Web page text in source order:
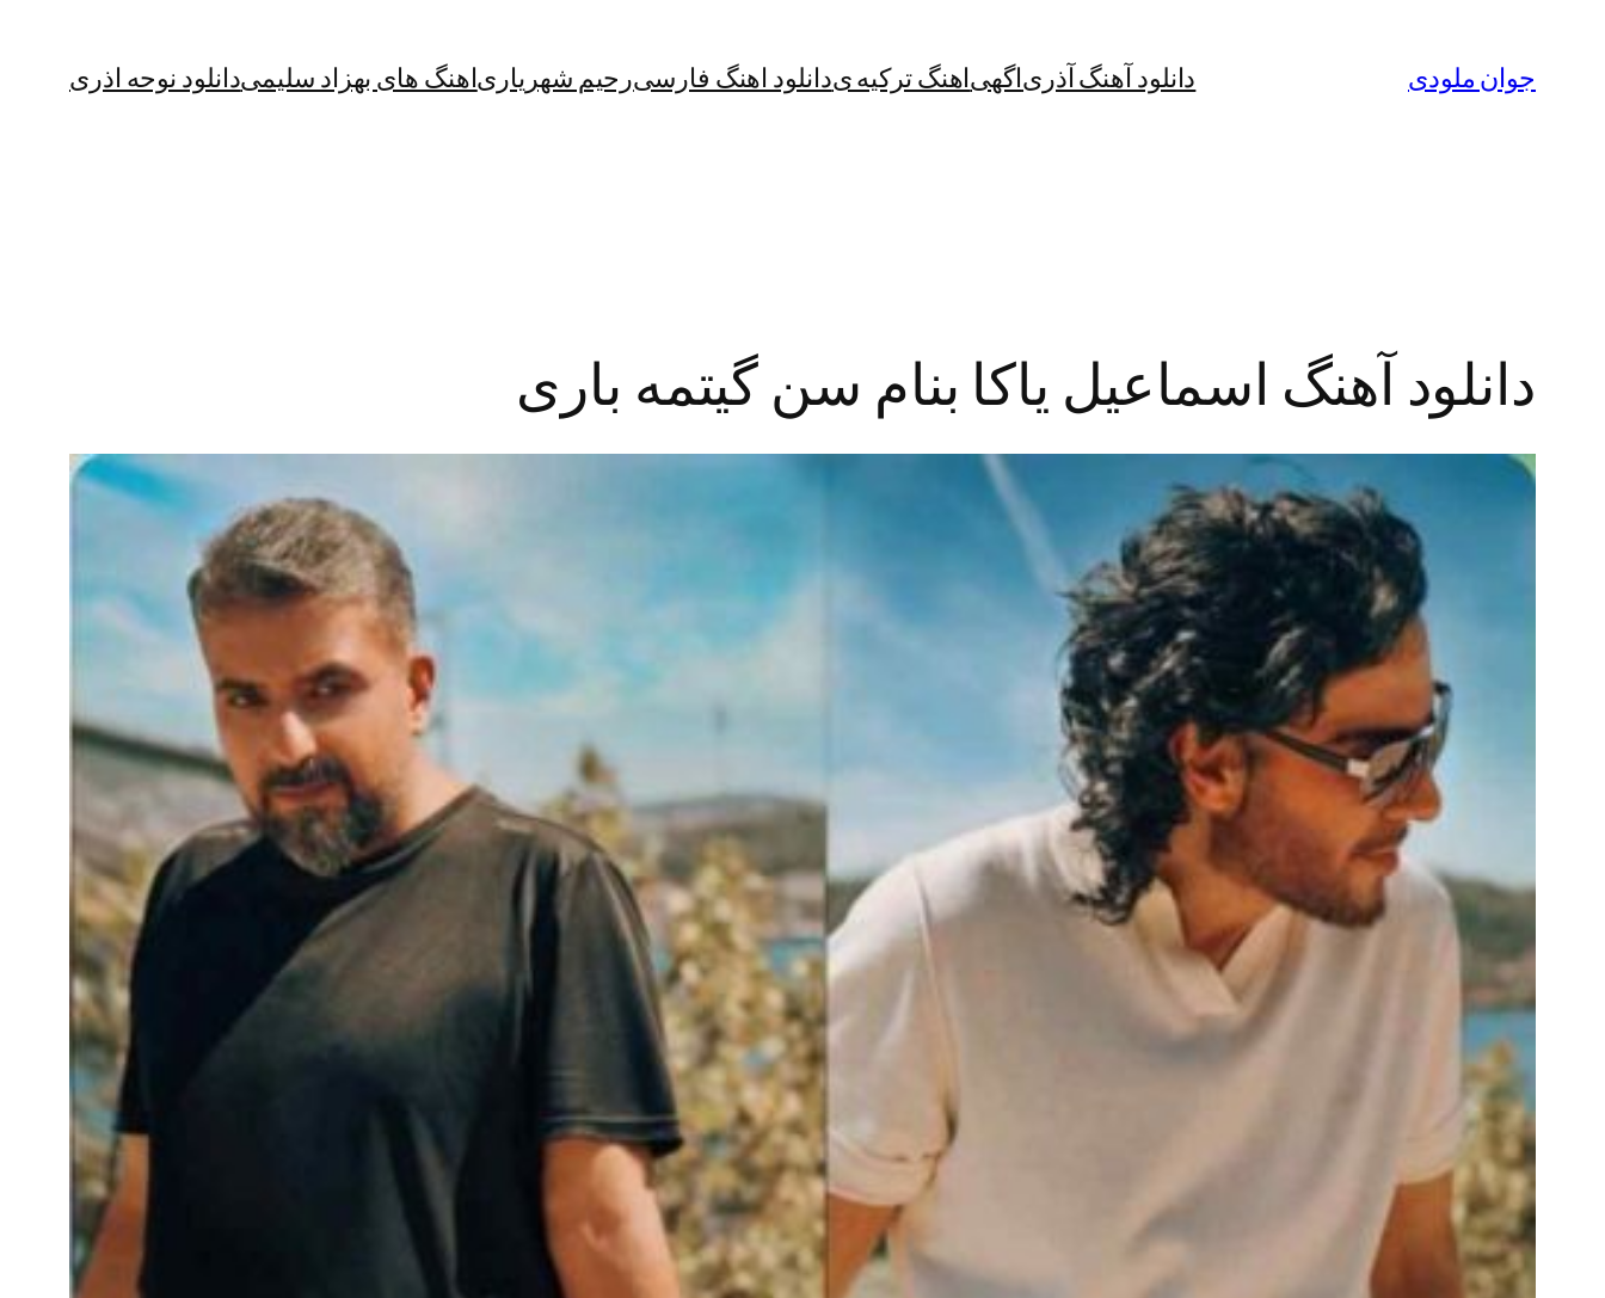
جوان ملودی دانلود آهنگ آذریاگهیاهنگ ترکیه یدانلود اهنگ فارسیرحیم شهریاریاهنگ های بهزاد سلیمیدانلود نوحه اذری
دانلود آهنگ اسماعیل یاکا بنام سن گیتمه باری